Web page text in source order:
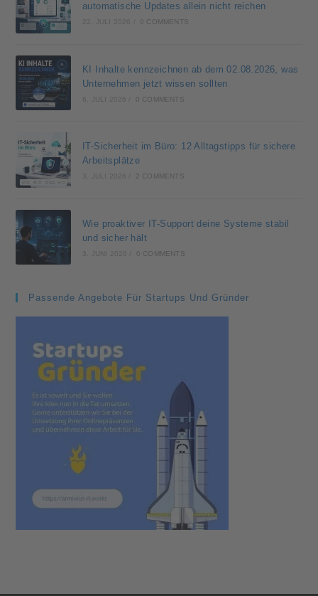
automatische Updates allein nicht reichen
22. JULI 2026 0 COMMENTS
KI Inhalte kennzeichnen ab dem 02.08.2026, was
Unternehmen jetzt wissen sollten
6. JULI 2026 0 COMMENTS
IT-Sicherheit im Büro: 12 Alltagstipps für sichere
Arbeitsplätze
3. JULI 2026 2 COMMENTS
Wie proaktiver IT-Support deine Systeme stabil
und sicher hält
3. JUNI 2026 0 COMMENTS
Passende Angebote Für Startups Und Gründer